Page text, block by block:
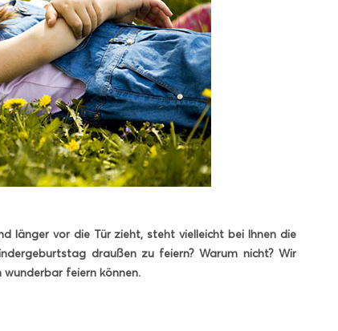
länger vor die Tür zieht, steht vielleicht bei Ihnen die
draußen zu feiern? Warum nicht? Wir
wunderbar feiern können.